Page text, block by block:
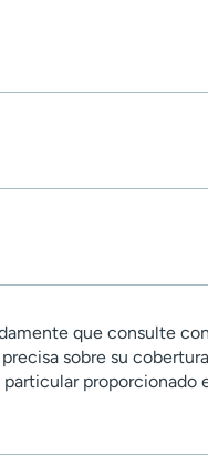
que consulte
sobre su
proporcionado